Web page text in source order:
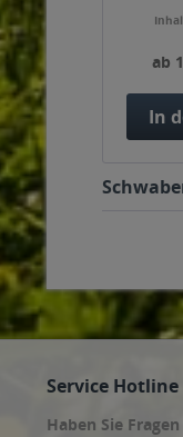
ab
In
Service Hotline
Haben Sie